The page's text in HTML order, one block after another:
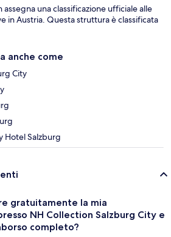
assegna una classificazione ufficiale alle
in Austria. Questa struttura è classificata
anche come
City
Hotel Salzburg
gratuitamente la mia
NH Collection Salzburg City e
completo?